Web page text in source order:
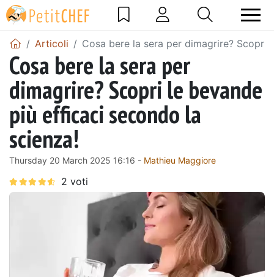
Articoli Cosa bere la sera per dimagrire?
Cosa bere la sera per
dimagrire? Scopri le bevande
più efficaci secondo la
scienza!
Thursday 20 March 2025 16:16 - Mathieu Maggiore